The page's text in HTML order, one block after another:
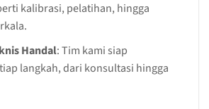
kalibrasi, pelatihan, hingga
Handal: Tim kami siap
langkah, dari konsultasi hingga